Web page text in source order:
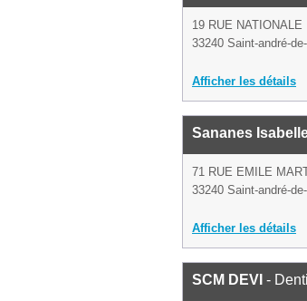
19 RUE NATIONALE
33240 Saint-andré-
Afficher les détails
Sananes
71 RUE EMILE
33240 Saint-andré-
Afficher les détails
SCM DEVI -